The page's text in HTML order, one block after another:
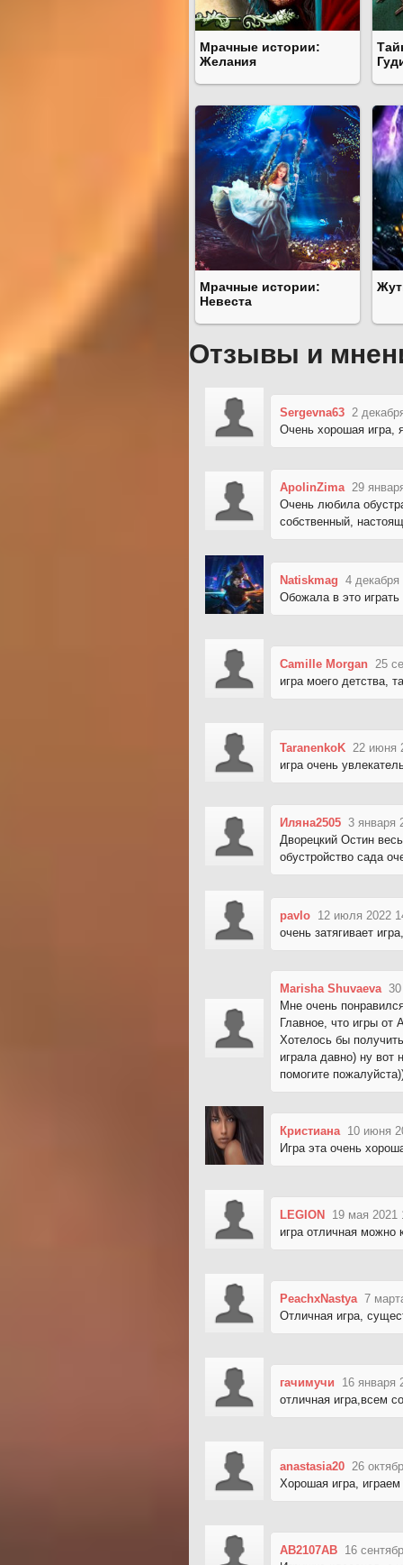
Мрачные истории:
Желания
Мрачные истории:
Невеста
Отзывы и
Sergevna63 2
Очень хорошая игра,
ApolinZima 29
Очень любила
собственный,
Natiskmag 4 декабря
Обожала в это
Camille Morgan 25
игра моего детства,
TaranenkoK 22 июня
игра очень
Иляна2505 3 января
Дворецкий Остин
обустройство сада
pavlo 12 июля 2022
очень затягивает
Marisha Shuvaeva
Мне очень
Главное, что игры от
Хотелось бы
играла давно) ну вот
помогите
Кристиана 10 июня
Игра эта очень
LEGION 19 мая 2021
игра отличная можно
PeachxNastya 7
Отличная игра,
гачимучи
16 января
отличная игра,всем
anastasia20 26
Хорошая игра,
AB2107AB 16